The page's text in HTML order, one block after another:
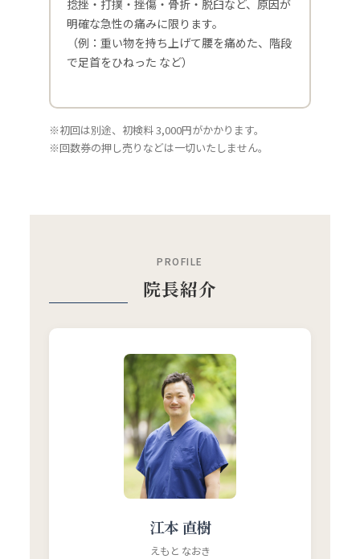
捻挫・打撲・挫傷・骨折・脱臼など、原因が
明確な急性の痛みに限ります。
（例：重い物を持ち上げて腰を痛めた、階段
で足首をひねった など）
※初回は別途、初検料 3,000円がかかります。
※回数券の押し売りなどは一切いたしません。
PROFILE
院長紹介
江本 直樹
えもと なおき